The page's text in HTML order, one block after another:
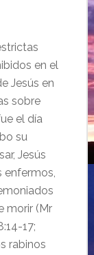
en el
Jesús en
sobre
el día
su
Jesús
enfermos,
morir (Mr
17;
rabinos